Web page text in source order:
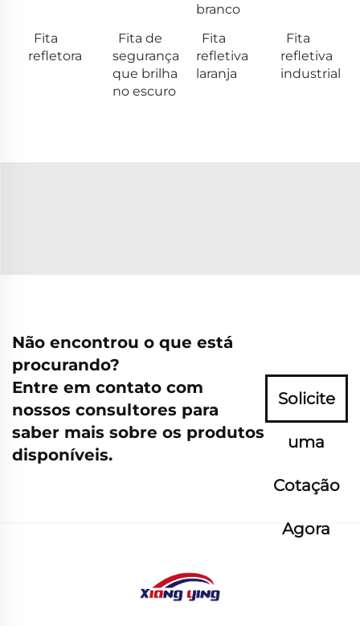
branco
Fita
refletora
Fita de
segurança
que brilha
no escuro
Fita
refletiva
laranja
Fita
refletiva
industrial
Não encontrou o que está
procurando?
Entre em contato com
nossos consultores para
saber mais sobre os produtos
disponíveis.
Solicite
uma
Cotação
Agora